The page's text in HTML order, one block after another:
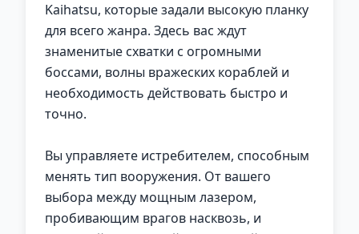
Kaihatsu, которые задали высокую планку
для всего жанра. Здесь вас ждут
знаменитые схватки с огромными
боссами, волны вражеских кораблей и
необходимость действовать быстро и
точно.
Вы управляете истребителем, способным
менять тип вооружения. От вашего
выбора между мощным лазером,
пробивающим врагов насквозь, и